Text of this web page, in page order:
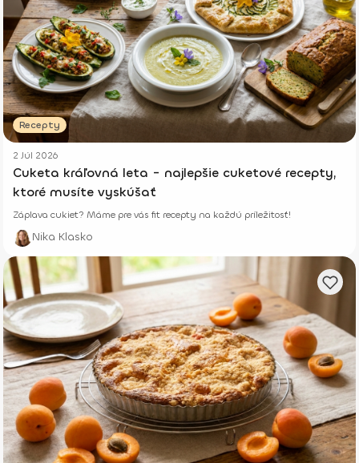
Recepty
2 Júl 2026
Cuketa kráľovná leta - najlepšie cuketové recepty,
ktoré musíte vyskúšať
Záplava cukiet? Máme pre vás fit recepty na každú príležitosť!
Nika Klasko